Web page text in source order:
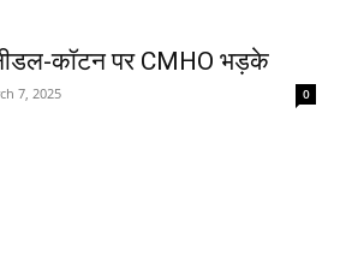
कॉटन पर CMHO भड़के
7, 2025 0